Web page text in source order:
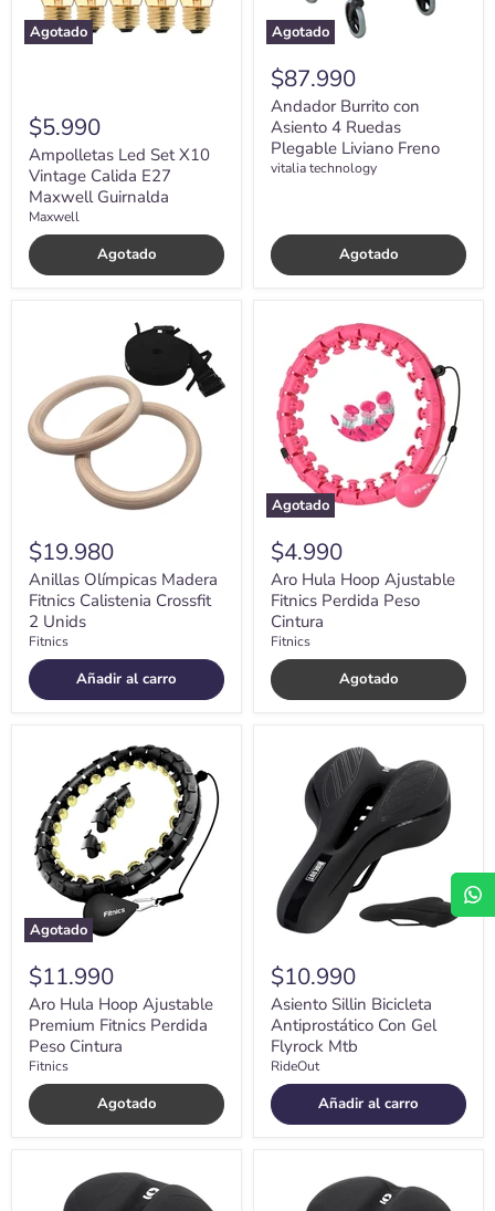
Agotado
$5.990
Ampolletas Led Set X10
Vintage Calida E27
Maxwell Guirnalda
Maxwell
Agotado
Agotado
$87.990
Andador Burrito con
Asiento 4 Ruedas
Plegable Liviano Freno
vitalia technology
Agotado
Calistenia
Crossfit
2
Unids
$19.980
Anillas Olímpicas Madera
Fitnics Calistenia Crossfit
2 Unids
Fitnics
Añadir al carro
Agotado
Hoop
Ajustable
Fitnics
Perdida
Peso
Cintura
$4.990
Aro Hula Hoop Ajustable
Fitnics Perdida Peso
Cintura
Fitnics
Agotado
Agotado
Ajustable
Premium
Fitnics
Perdida
Peso
Cintura
$11.990
Aro Hula Hoop Ajustable
Premium Fitnics Perdida
Peso Cintura
Fitnics
Agotado
Bicicleta
Antiprostático
Flyrock
Mtb
$10.990
Asiento Sillin Bicicleta
Antiprostático Con Gel
Flyrock Mtb
RideOut
Añadir al carro
Bicicleta
Bicicleta